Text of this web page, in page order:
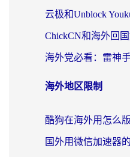
海外地区限制